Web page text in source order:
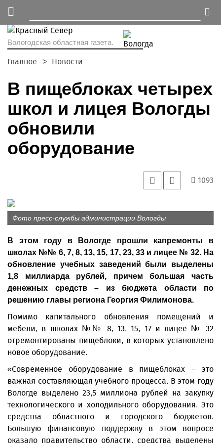
Вологодская областная газета.
Главное Новости
В пищеблоках четырех
школ и лицея Вологды
обновили
оборудование
1093
Фото пресс-службы администрации Вологды
В этом году в Вологде прошли капремонты в
школах №№ 6, 7, 8, 13, 15, 17, 23, 33 и лицее № 32. На
обновление учебных заведений были выделены
1,8 миллиарда рублей, причем большая часть
денежных средств – из бюджета области по
решению главы региона Георгия Филимонова.
Помимо капитального обновления помещений и
мебели, в школах №№ 8, 13, 15, 17 и лицее № 32
отремонтированы пищеблоки, в которых установлено
новое оборудование.
«Современное оборудование в пищеблоках – это
важная составляющая учебного процесса. В этом году
Вологде выделено 23,5 миллиона рублей на закупку
технологического и холодильного оборудования. Это
средства областного и городского бюджетов.
Большую финансовую поддержку в этом вопросе
оказало правительство области, средства выделены